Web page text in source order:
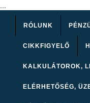
...
RÓLUNK
CIKKFIGYELŐ
KALKULÁTOROK,
ELÉRHETŐSÉG,